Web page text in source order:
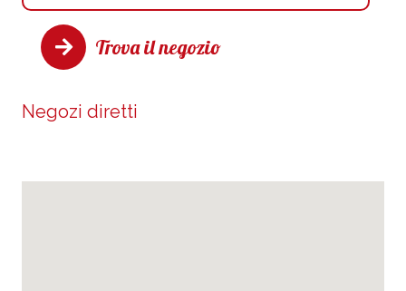
Trova il negozio
Negozi diretti